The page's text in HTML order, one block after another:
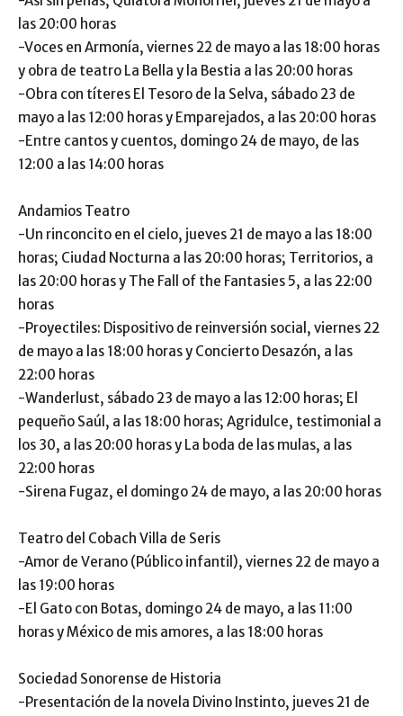
las 20:00 horas
-Voces en Armonía, viernes 22 de mayo a las 18:00 horas
y obra de teatro La Bella y la Bestia a las 20:00 horas
-Obra con títeres El Tesoro de la Selva, sábado 23 de
mayo a las 12:00 horas y Emparejados, a las 20:00 horas
-Entre cantos y cuentos, domingo 24 de mayo, de las
12:00 a las 14:00 horas
Andamios Teatro
-Un rinconcito en el cielo, jueves 21 de mayo a las 18:00
horas; Ciudad Nocturna a las 20:00 horas; Territorios, a
las 20:00 horas y The Fall of the Fantasies 5, a las 22:00
horas
-Proyectiles: Dispositivo de reinversión social, viernes 22
de mayo a las 18:00 horas y Concierto Desazón, a las
22:00 horas
-Wanderlust, sábado 23 de mayo a las 12:00 horas; El
pequeño Saúl, a las 18:00 horas; Agridulce, testimonial a
los 30, a las 20:00 horas y La boda de las mulas, a las
22:00 horas
-Sirena Fugaz, el domingo 24 de mayo, a las 20:00 horas
Teatro del Cobach Villa de Seris
-Amor de Verano (Público infantil), viernes 22 de mayo a
las 19:00 horas
-El Gato con Botas, domingo 24 de mayo, a las 11:00
horas y México de mis amores, a las 18:00 horas
Sociedad Sonorense de Historia
-Presentación de la novela Divino Instinto, jueves 21 de